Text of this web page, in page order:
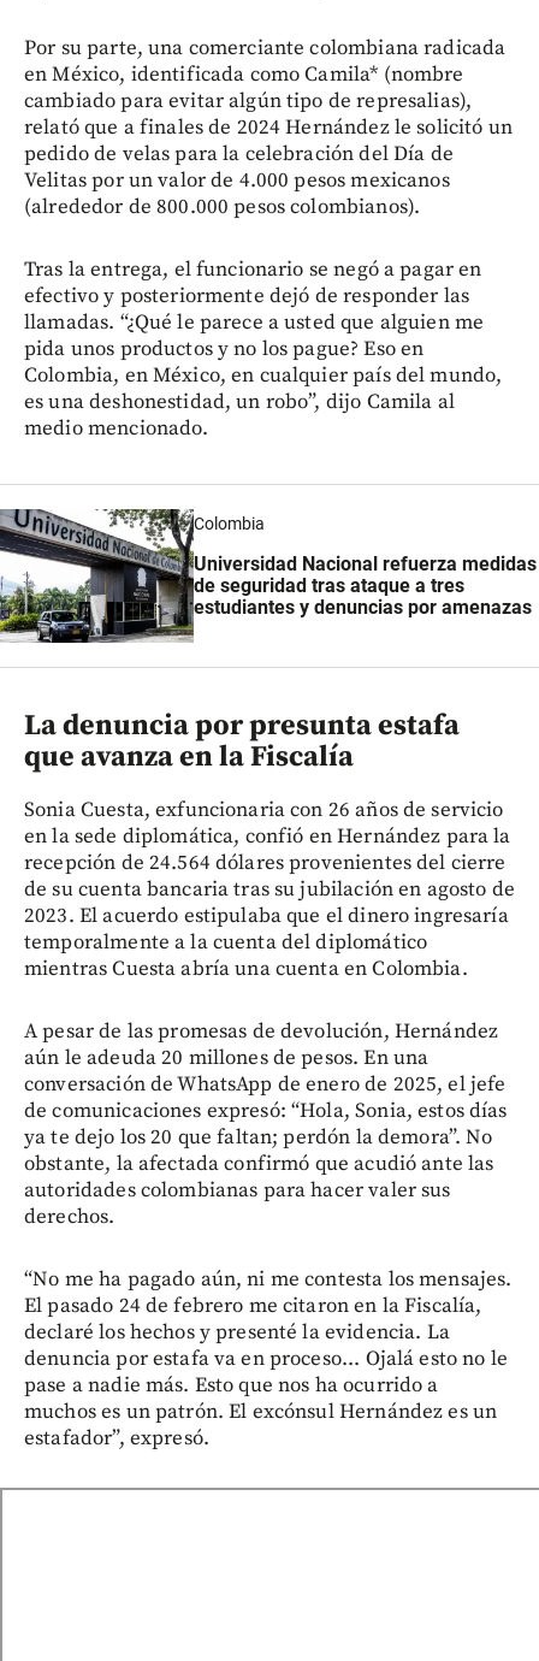
Por su parte, una comerciante colombiana radicada
en México, identificada como Camila* (nombre
cambiado para evitar algún tipo de represalias),
relató que a finales de 2024 Hernández le solicitó un
pedido de velas para la celebración del Día de
Velitas por un valor de 4.000 pesos mexicanos
(alrededor de 800.000 pesos colombianos).
Tras la entrega, el funcionario se negó a pagar en
efectivo y posteriormente dejó de responder las
llamadas. “¿Qué le parece a usted que alguien me
pida unos productos y no los pague? Eso en
Colombia, en México, en cualquier país del mundo,
es una deshonestidad, un robo”, dijo Camila al
medio mencionado.
Colombia
Universidad Nacional refuerza medidas
de seguridad tras ataque a tres
estudiantes y denuncias por amenazas
La denuncia por presunta estafa
que avanza en la Fiscalía
Sonia Cuesta, exfuncionaria con 26 años de servicio
en la sede diplomática, confió en Hernández para la
recepción de 24.564 dólares provenientes del cierre
de su cuenta bancaria tras su jubilación en agosto de
2023. El acuerdo estipulaba que el dinero ingresaría
temporalmente a la cuenta del diplomático
mientras Cuesta abría una cuenta en Colombia.
A pesar de las promesas de devolución, Hernández
aún le adeuda 20 millones de pesos. En una
conversación de WhatsApp de enero de 2025, el jefe
de comunicaciones expresó: “Hola, Sonia, estos días
ya te dejo los 20 que faltan; perdón la demora”. No
obstante, la afectada confirmó que acudió ante las
autoridades colombianas para hacer valer sus
derechos.
“No me ha pagado aún, ni me contesta los mensajes.
El pasado 24 de febrero me citaron en la Fiscalía,
declaré los hechos y presenté la evidencia. La
denuncia por estafa va en proceso... Ojalá esto no le
pase a nadie más. Esto que nos ha ocurrido a
muchos es un patrón. El excónsul Hernández es un
estafador”, expresó.